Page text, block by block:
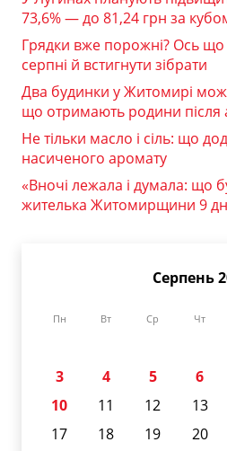
73,6% — до 81,24 грн за
Грядки вже порожні? Ось
серпні й встигнути зібрати
Два будинки у Житомирі
що отримають родини після
Не тільки масло і сіль: що
насиченого аромату
«Вночі лежала і думала: що
жителька Житомирщини 9
Серпень
Пн Вт Ср Чт
3
4 5 6
10
11 12 13
17
18 19 20